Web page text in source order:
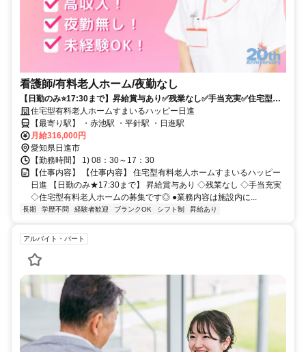
看護師/有料老人ホーム/夜勤なし
【日勤のみ⭐17:30まで】昇給賞与あり✅残業なし✅手当充実✅住宅型有
料老人ホームの募集です⭕
住宅型有料老人ホームすまいるハッピー日進
【最寄り駅】 ・赤池駅 ・平針駅 ・日進駅
月給316,000円
愛知県日進市
【勤務時間】 1) 08：30～17：30
【仕事内容】 【仕事内容】 住宅型有料老人ホームすまいるハッピー
日進 【日勤のみ★17:30まで】 昇給賞与あり ◇残業なし ◇手当充実
◇住宅型有料老人ホームの募集です◎ ●業務内容は施設内に...
長期 学歴不問 経験者歓迎 ブランクOK シフト制 昇給あり
アルバイト・パート